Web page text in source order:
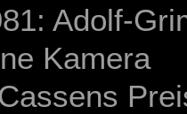
Adolf-
Kamera